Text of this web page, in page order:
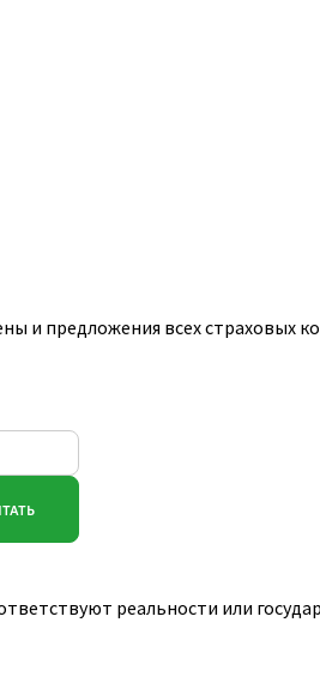
и предложения всех страховых
реальности или